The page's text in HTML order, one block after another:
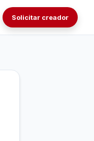
Solicitar creador